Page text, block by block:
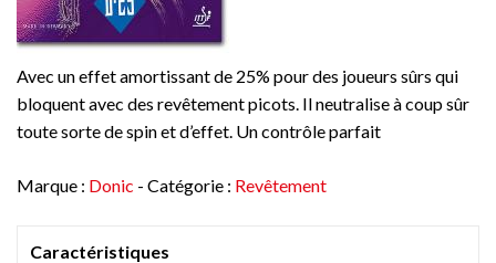
Avec un effet amortissant de 25% pour des joueurs sûrs qui
bloquent avec des revêtement picots. Il neutralise à coup sûr
toute sorte de spin et d’effet. Un contrôle parfait
Marque : Donic - Catégorie : Revêtement
Caractéristiques